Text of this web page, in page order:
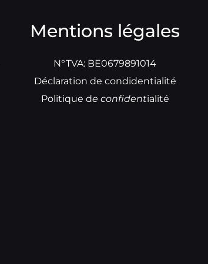
Mentions légales
N°TVA: BE0679891014
Déclaration de condidentialité
Politique de confidentialité